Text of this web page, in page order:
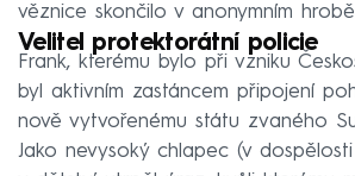
věznice skončilo v anonymním
Velitel protektorátní policie
Frank, kterému bylo při vzniku
byl aktivním zastáncem připojení
nově vytvořenému státu zvaného
Jako nevysoký chlapec (v